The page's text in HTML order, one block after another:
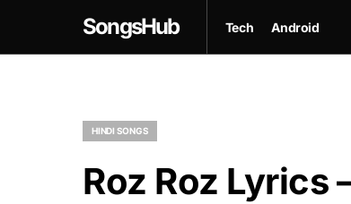
SongsHub Tech Android
HINDI SONGS
Roz Roz Lyrics